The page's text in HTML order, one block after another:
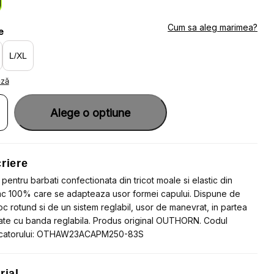
L/XL
Cum sa aleg marimea?
Alege o optiune
barbati confectionata din tricot moale si elastic din
100% care se adapteaza usor formei capului. Dispune de
rotund si de un sistem reglabil, usor de manevrat, in partea
cu banda reglabila. Produs original OUTHORN. Codul
OTHAW23ACAPM250-83S